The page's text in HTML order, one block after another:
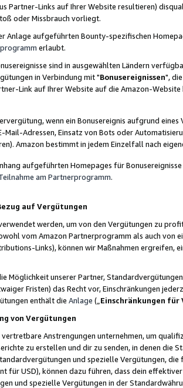
Partner-Links auf Ihrer Website resultieren)
oder Missbrauch vorliegt.
Anlage aufgeführten Bounty-spezifischen
erlaubt.
sind in ausgewählten Ländern
in Verbindung mit "Bonusereignissen",
Link auf Ihrer Website auf die Amazon-
wenn ein Bonusereignis aufgrund
Mail-Adressen, Einsatz von Bots oder
Amazon bestimmt in jedem Einzelfall nach
aufgeführten Homepages für
am Partnerprogramm.
auf Vergütungen
werden, um von den Vergütungen zu
vom Amazon Partnerprogramm als auch
Links), können wir Maßnahmen ergreifen,
Möglichkeit unserer Partner,
Fristen) das Recht vor, Einschränkungen
enthält die Anlage („ Einschränkungen für
von Vergütungen
Anstrengungen unternehmen, um
zu erstellen und dir zu senden, in denen die
und spezielle Vergütungen,
für USD), können dazu führen, dass dein
und spezielle Vergütungen in der